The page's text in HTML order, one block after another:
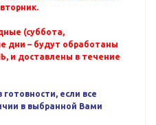
(суббота,
дни – будут обработаны
доставлены в течение
если все
в выбранной Вами